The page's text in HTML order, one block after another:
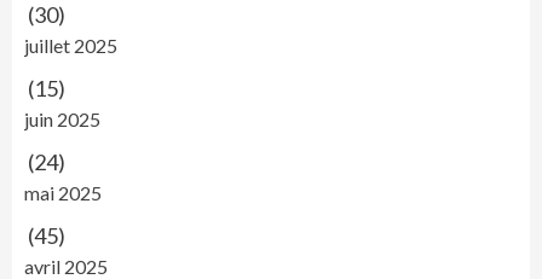
(30)
juillet 2025
(15)
juin 2025
(24)
mai 2025
(45)
avril 2025